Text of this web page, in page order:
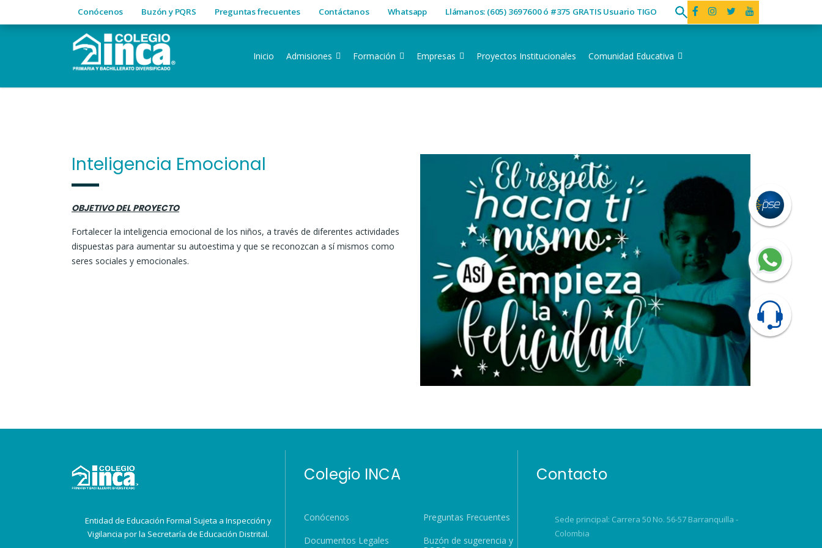
Conócenos Buzón y PQRS Preguntas frecuentes Contáctanos Whatsapp Llámanos: (605) 3697600 ó #375 GRATIS Usuario TIGO
Inicio Admisiones Formación Empresas Proyectos Institucionales Comunidad Educativa
Inteligencia Emocional
OBJETIVO DEL PROYECTO
Fortalecer la inteligencia emocional de los niños, a través de diferentes actividades
dispuestas para aumentar su autoestima y que se reconozcan a sí mismos como
seres sociales y emocionales.
Entidad de Educación Formal Sujeta a Inspección y
Vigilancia por la Secretaría de Educación Distrital.
Colegio INCA
Conócenos
Preguntas Frecuentes
Documentos Legales
Buzón de sugerencia y
Contacto
Sede principal: Carrera 50 No. 56-57 Barranquilla -
Colombia